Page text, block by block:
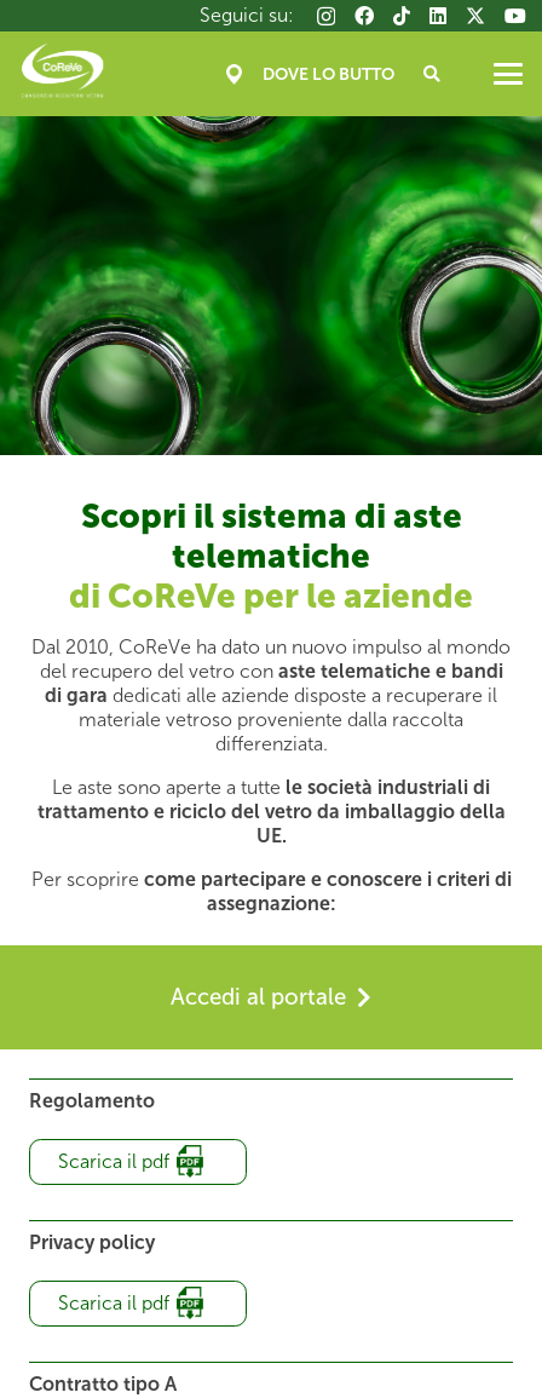
al
contenuto
principale
Seguici su:
DOVE LO BUTTO
Scopri il sistema di aste
telematiche
di CoReVe per le aziende
Dal 2010, CoReVe ha dato un nuovo impulso al mondo
del recupero del vetro con aste telematiche e bandi
di gara dedicati alle aziende disposte a recuperare il
materiale vetroso proveniente dalla raccolta
differenziata.
Le aste sono aperte a tutte le società industriali di
trattamento e riciclo del vetro da imballaggio della
UE.
Per scoprire come partecipare e conoscere i criteri di
assegnazione:
Accedi al portale
Regolamento
Scarica il pdf
Privacy policy
Scarica il pdf
Contratto tipo A